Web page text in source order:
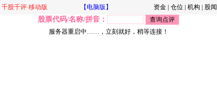
千股千评·移动版 【电脑版】 资金 | 仓位 | 机构 | 股闻
股票代码/名称/拼音：
服务器重启中……，立刻就好，稍等连接！